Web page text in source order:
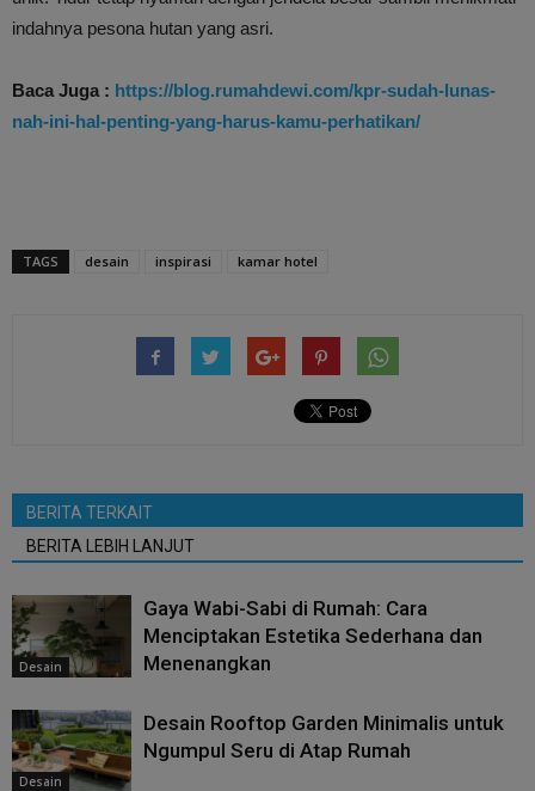
indahnya pesona hutan yang asri.
Baca Juga : https://blog.rumahdewi.com/kpr-sudah-lunas-
nah-ini-hal-penting-yang-harus-kamu-perhatikan/
TAGS desain inspirasi kamar hotel
BERITA TERKAIT
BERITA LEBIH LANJUT
Desain
Gaya Wabi-Sabi di Rumah: Cara
Menciptakan Estetika Sederhana dan
Menenangkan
Desain
Desain Rooftop Garden Minimalis untuk
Ngumpul Seru di Atap Rumah